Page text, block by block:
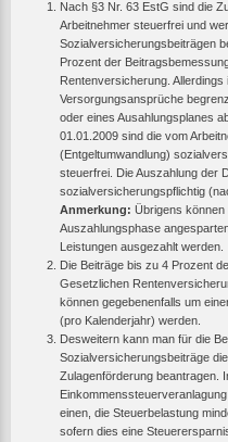
Nach §3 Nr. 63 EstG sind die
Arbeitnehmer steuerfrei und
Sozialversicherungsbeiträgen
Prozent der
Rentenversicherung.
Versorgungsansprüche
oder eines Ausahlungsplanes
01.01.2009 sind die vom
(Entgeltumwandlung)
steuerfrei. Die Auszahlung der
sozialversicherungspflichtig
Anmerkung: Übrigens können
Auszahlungsphase
Leistungen ausgezahlt werden.
Die Beiträge bis zu 4 Prozent
Gesetzlichen
können gegebenenfalls um
(pro Kalenderjahr) werden.
Desweitern kann man für die
Sozialversicherungsbeiträge
Zulagenförderung beantragen.
einen, die Steuerbelastung
sofern dies eine